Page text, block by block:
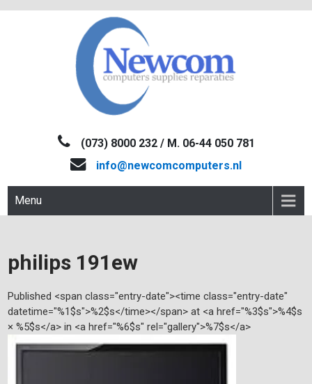
NEWCOM(073) 8000 232 / M. 06-44 050 781
info@newcomcomputers.nl
Menu
philips 191ew
Published <span class="entry-date"><time class="entry-date"
datetime="%1$s">%2$s</time></span> at <a href="%3$s">%4$s
× %5$s</a> in <a href="%6$s" rel="gallery">%7$s</a>